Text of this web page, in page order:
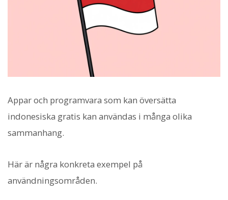
Appar och programvara som kan översätta
indonesiska gratis kan användas i många olika
sammanhang.
Här är några konkreta exempel på
användningsområden.